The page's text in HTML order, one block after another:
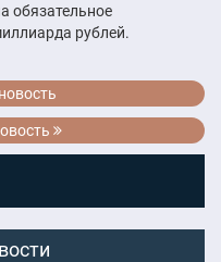
обязательное
рублей.